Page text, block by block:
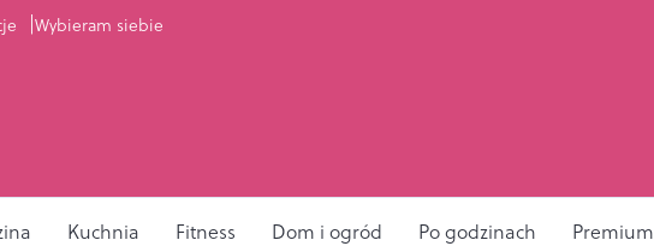
Wybieram siebie
Kuchnia Fitness Dom i ogród Po godzinach Premium